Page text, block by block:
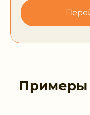
Примеры